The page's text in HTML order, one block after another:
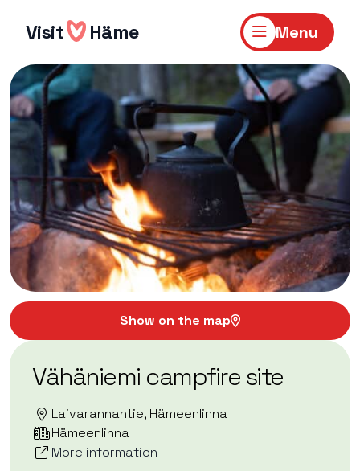
Visit Häme Menu
Show on the map
Vähäniemi campfire site
Laivarannantie, Hämeenlinna
Hämeenlinna
More information